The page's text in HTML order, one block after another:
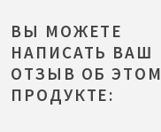
ВЫ МОЖЕТЕ
НАПИСАТЬ ВАШ
ОТЗЫВ ОБ ЭТОМ
ПРОДУКТЕ: